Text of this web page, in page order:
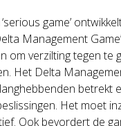
game’
Management
om verzilting tegen te
Het Delta
betrekt
Het moet
Ook bevordert de